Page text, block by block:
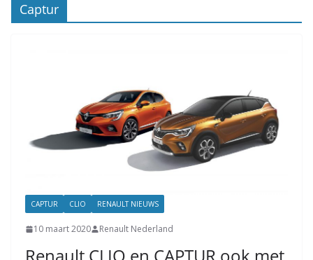
Captur
CAPTUR CLIO RENAULT NIEUWS
10 maart 2020 Renault Nederland